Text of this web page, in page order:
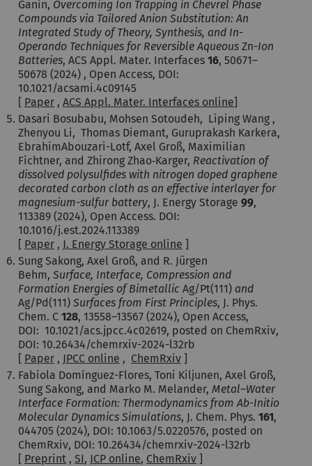
Ganin, Overcoming Ion Trapping in Chevrel Phase
Compounds via Tailored Anion Substitution: An
Integrated Study of Theory, Synthesis, and In-
Operando Techniques for Reversible Aqueous Zn-Ion
Batteries, ACS Appl. Mater. Interfaces 16, 50671–
50678 (2024) , Open Access, DOI:
10.1021/acsami.4c09145
[ Paper , ACS Appl. Mater. Interfaces online]
Dasari Bosubabu, Mohsen Sotoudeh, Liping Wang ,
Zhenyou Li, Thomas Diemant, Guruprakash Karkera,
EbrahimAbouzari-Lotf, Axel Groß, Maximilian
Fichtner, and Zhirong Zhao‐Karger, Reactivation of
dissolved polysulfides with nitrogen doped graphene
decorated carbon cloth as an effective interlayer for
magnesium-sulfur battery, J. Energy Storage 99,
113389 (2024), Open Access. DOI:
10.1016/j.est.2024.113389
[ Paper , J. Energy Storage online ]
Sung Sakong, Axel Groß, and R. Jürgen
Behm, Surface, Interface, Compression and
Formation Energies of Bimetallic Ag/Pt(111) and
Ag/Pd(111) Surfaces from First Principles, J. Phys.
Chem. C 128, 13558–13567 (2024), Open Access,
DOI: 10.1021/acs.jpcc.4c02619, posted on ChemRxiv,
DOI: 10.26434/chemrxiv-2024-l32rb
[ Paper , JPCC online , ChemRxiv ]
Fabiola Domínguez-Flores, Toni Kiljunen, Axel Groß,
Sung Sakong, and Marko M. Melander, Metal–Water
Interface Formation: Thermodynamics from Ab-Initio
Molecular Dynamics Simulations, J. Chem. Phys. 161,
044705 (2024), DOI: 10.1063/5.0220576, posted on
ChemRxiv, DOI: 10.26434/chemrxiv-2024-l32rb
[ Preprint , SI, JCP online, ChemRxiv ]